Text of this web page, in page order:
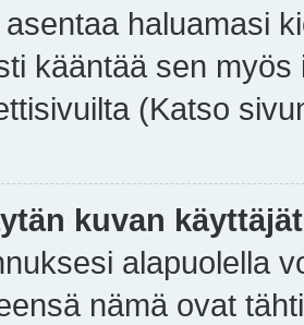
haluamasi
kääntää sen
(Katso
kuvan
alapuolella
nämä ovat